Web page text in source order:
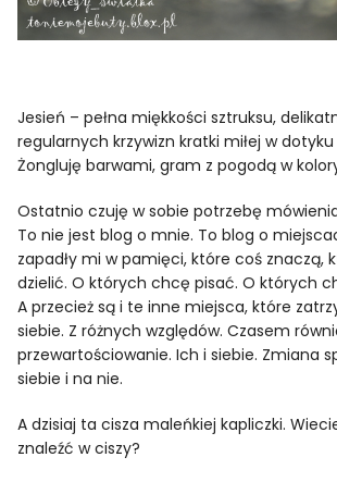
Jesień – pełna miękkości sztruksu,
regularnych krzywizn kratki miłej w
Żongluję barwami, gram z pogodą w
Ostatnio czuję w sobie potrzebę
To nie jest blog o mnie. To blog o
zapadły mi w pamięci, które coś znaczą,
dzielić. O których chcę pisać. O których
A przecież są i te inne miejsca, które
siebie. Z różnych względów. Czasem
przewartościowanie. Ich i siebie. Zmiana
siebie i na nie.
A dzisiaj ta cisza maleńkiej kapliczki.
znaleźć w ciszy?